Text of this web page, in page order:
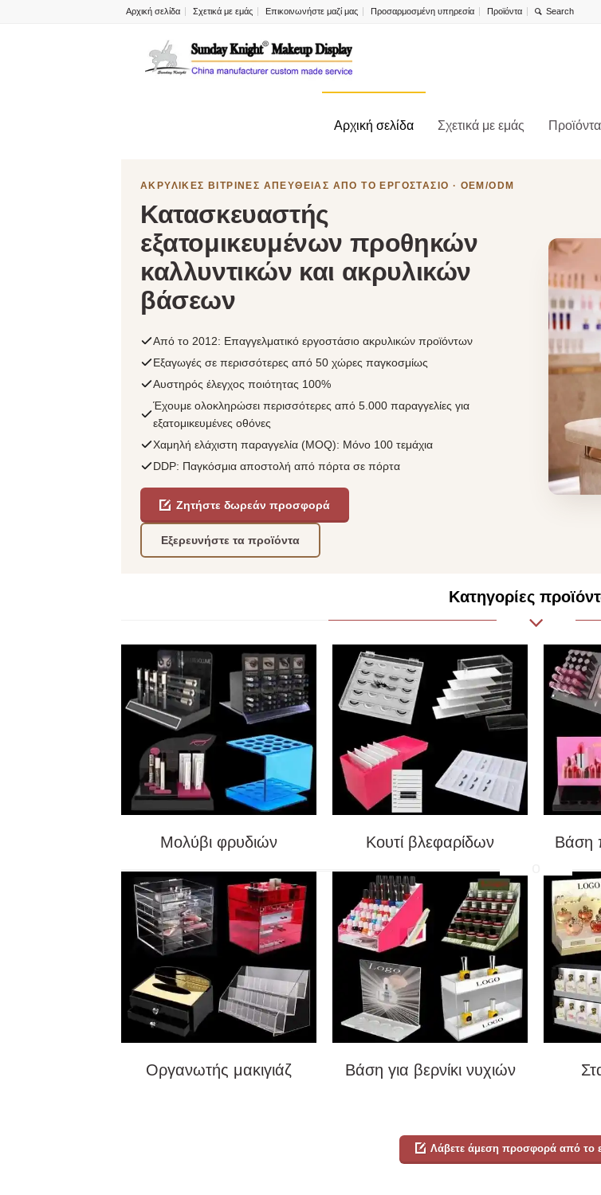
Αρχική σελίδα Σχετικά με εμάς Επικοινωνήστε μαζί μας Προσαρμοσμένη υπηρεσία Προϊόντα
Αρχική σελίδα Σχετικά με εμάς Προϊόντα
ΑΚΡΥΛΙΚΕΣ ΒΙΤΡΙΝΕΣ ΑΠΕΥΘΕΙΑΣ ΑΠΟ ΤΟ ΕΡΓΟΣΤΑΣΙΟ · OEM/ODM
Κατασκευαστής
εξατομικευμένων προθηκών
καλλυντικών και ακρυλικών
βάσεων
Από το 2012: Επαγγελματικό εργοστάσιο ακρυλικών προϊόντων
Εξαγωγές σε περισσότερες από 50 χώρες παγκοσμίως
Αυστηρός έλεγχος ποιότητας 100%
Έχουμε ολοκληρώσει περισσότερες από 5.000 παραγγελίες για
εξατομικευμένες οθόνες
Χαμηλή ελάχιστη παραγγελία (MOQ): Μόνο 100 τεμάχια
DDP: Παγκόσμια αποστολή από πόρτα σε πόρτα
Ζητήστε δωρεάν προσφορά
Εξερευνήστε τα προϊόντα
Κατηγορίες
Μολύβι φρυδιών Κουτί βλεφαρίδων Βάση
Οργανωτής μακιγιάζ Βάση για βερνίκι νυχιών
Λάβετε άμεση προσφορά από το